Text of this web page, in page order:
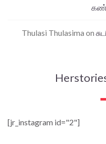
Thulasi Thulasima on
[jr_instagram id="2"]